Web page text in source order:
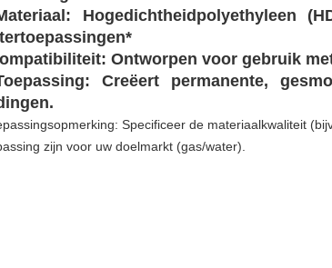
Hogedichtheidpolyethyleen
Ontworpen voor gebruik
Creëert permanente,
Specificeer de materiaalkwaliteit
zijn voor uw doelmarkt (gas/water).